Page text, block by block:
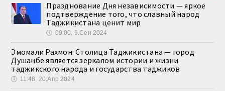
Празднование Дня независимости — яркое
подтверждение того, что славный народ
Таджикистана ценит мир
🕔 09:00, 9.Сен 2024
Эмомали Рахмон: Столица Таджикистана — город
Душанбе является зеркалом истории и жизни
таджикского народа и государства таджиков
🕔 11:48, 20.Апр 2024